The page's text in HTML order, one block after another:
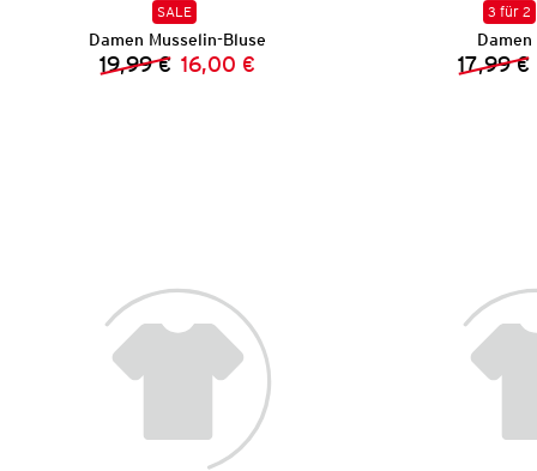
SALE
Damen Musselin-Bluse
Vorheriger Preis:
19,99 € Neuer Preis:
16,00 €
3 für 2
17,99 €